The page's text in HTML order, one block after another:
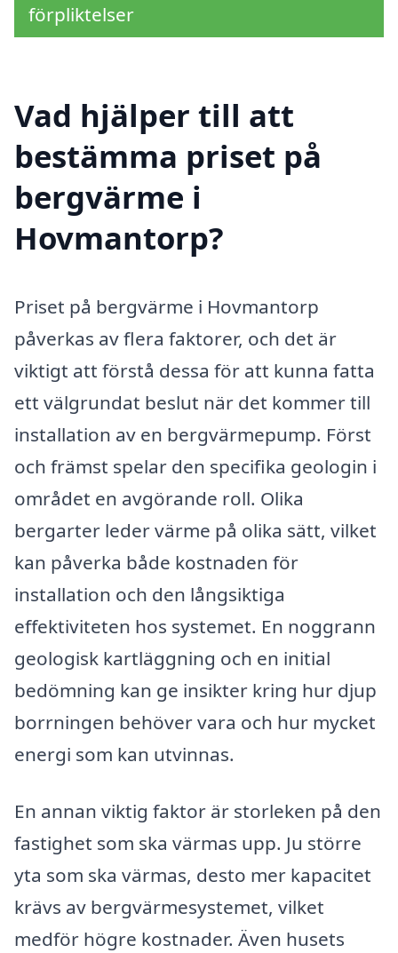
förpliktelser
Vad hjälper till att
bestämma priset på
bergvärme i
Hovmantorp?
Priset på bergvärme i Hovmantorp
påverkas av flera faktorer, och det är
viktigt att förstå dessa för att kunna fatta
ett välgrundat beslut när det kommer till
installation av en bergvärmepump. Först
och främst spelar den specifika geologin i
området en avgörande roll. Olika
bergarter leder värme på olika sätt, vilket
kan påverka både kostnaden för
installation och den långsiktiga
effektiviteten hos systemet. En noggrann
geologisk kartläggning och en initial
bedömning kan ge insikter kring hur djup
borrningen behöver vara och hur mycket
energi som kan utvinnas.
En annan viktig faktor är storleken på den
fastighet som ska värmas upp. Ju större
yta som ska värmas, desto mer kapacitet
krävs av bergvärmesystemet, vilket
medför högre kostnader. Även husets